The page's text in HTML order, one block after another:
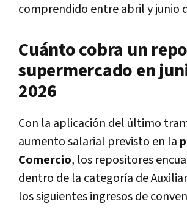
comprendido entre abril y junio
Cuánto cobra un
supermercado en
2026
Con la aplicación del último
aumento salarial previsto en la
Comercio, los repositores
dentro de la categoría de
los siguientes ingresos de